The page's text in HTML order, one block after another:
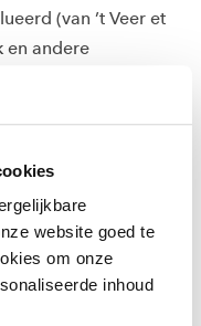
website goed te
om onze
inhoud
(van ’t Veer et
en andere
HAN Leven Lang
Diëtetiek en
(KIEM)